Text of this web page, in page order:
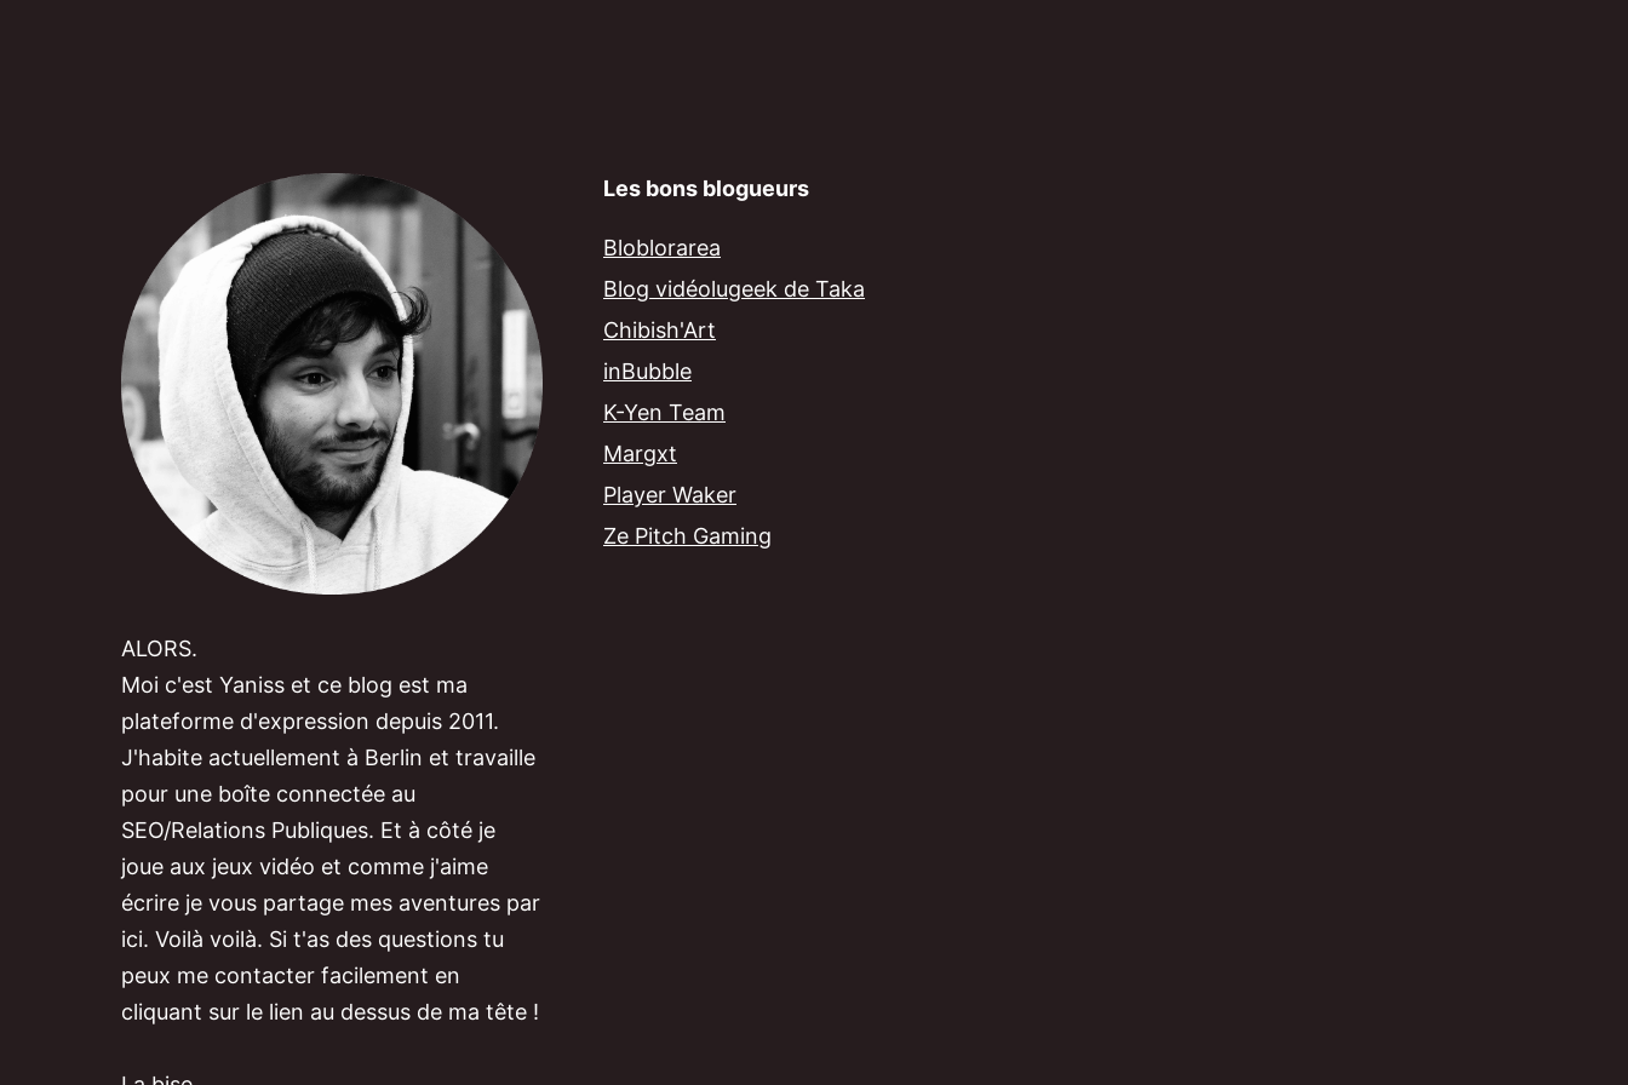
ALORS.
Moi c'est Yaniss et ce blog est ma
plateforme d'expression depuis 2011.
J'habite actuellement à Berlin et travaille
pour une boîte connectée au
SEO/Relations Publiques. Et à côté je
joue aux jeux vidéo et comme j'aime
écrire je vous partage mes aventures par
ici. Voilà voilà. Si t'as des questions tu
peux me contacter facilement en
cliquant sur le lien au dessus de ma tête !
Les bons blogueurs
Bloblorarea
Blog vidéolugeek de Taka
Chibish'Art
inBubble
K-Yen Team
Margxt
Player Waker
Ze Pitch Gaming